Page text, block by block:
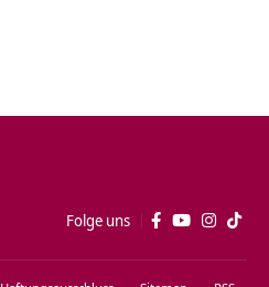
Folge uns